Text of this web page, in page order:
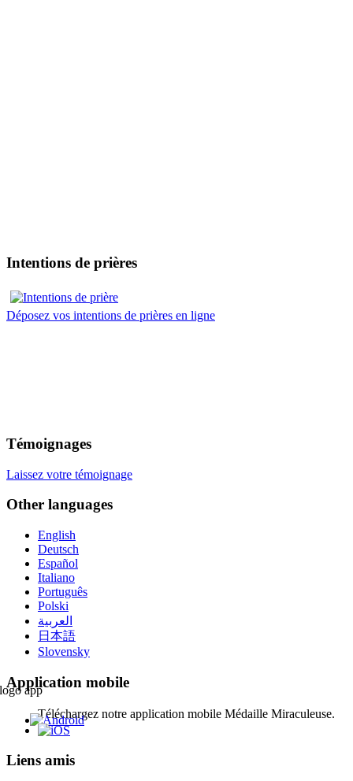
Intentions de prières
Déposez vos intentions de prières en ligne
Témoignages
Laissez votre témoignage
Other languages
English
Deutsch
Español
Italiano
Português
Polski
العربية
日本語
Slovensky
Application mobile
Téléchargez notre application mobile Médaille Miraculeuse.
Liens amis